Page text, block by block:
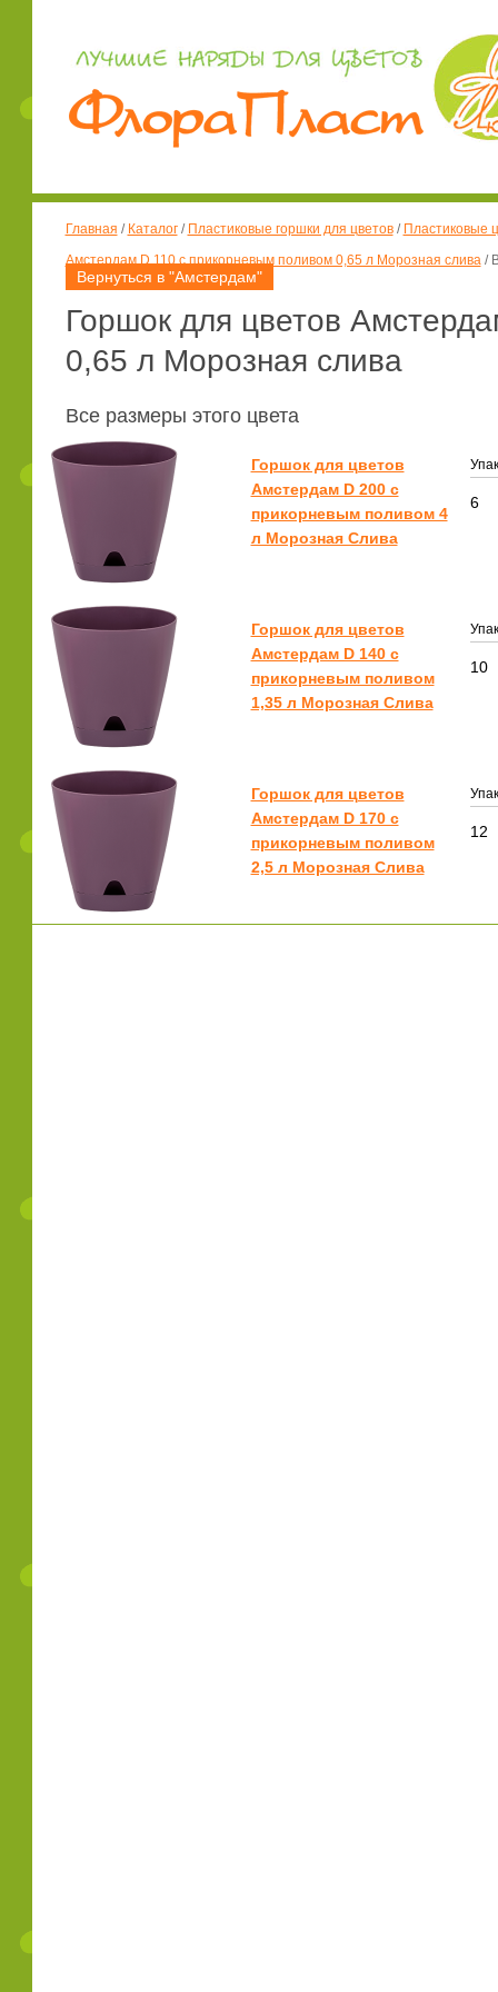
Главная / Каталог/ Пластиковые горшки для цветов/ Пластиковые
Амстердам D 110 с прикорневым поливом 0,65 л Морозная слива/
Вернуться в "Амстердам"
Горшок для цветов
0,65 л Морозная слива
Все размеры этого цвета
Горшок для цветов
Амстердам D 200 с
прикорневым поливом 4
л Морозная Слива
6
Горшок для цветов
Амстердам D 140 с
прикорневым поливом
1,35 л Морозная Слива
10
Горшок для цветов
Амстердам D 170 с
прикорневым поливом
2,5 л Морозная Слива
12